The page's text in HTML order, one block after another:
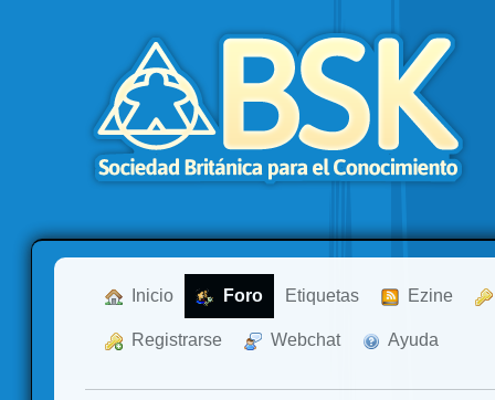
Inicio Foro Etiquetas Ezine
Registrarse Webchat Ayuda